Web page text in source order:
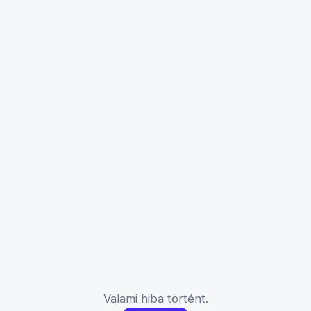
Valami hiba történt.